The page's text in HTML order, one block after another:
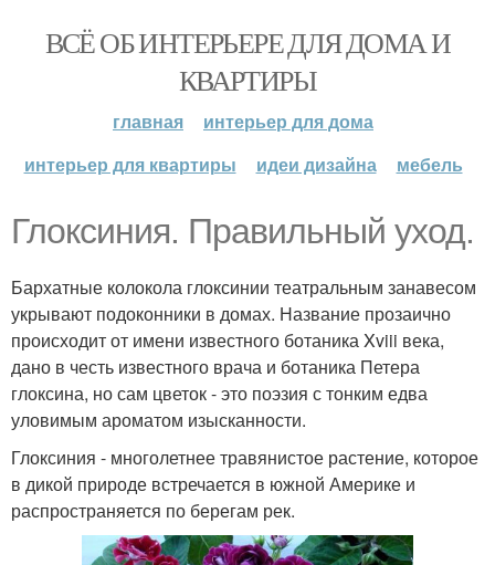
ВСЁ ОБ ИНТЕРЬЕРЕ ДЛЯ ДОМА И
КВАРТИРЫ
главная
интерьер для дома
интерьер для квартиры
идеи дизайна мебель
Глоксиния. Правильный уход.
Бархатные колокола глоксинии театральным занавесом
укрывают подоконники в домах. Название прозаично
происходит от имени известного ботаника Xviii века,
дано в честь известного врача и ботаника Петера
глоксина, но сам цветок - это поэзия с тонким едва
уловимым ароматом изысканности.
Глоксиния - многолетнее травянистое растение, которое
в дикой природе встречается в южной Америке и
распространяется по берегам рек.